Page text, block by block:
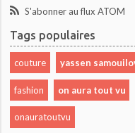
S'abonner au flux ATOM
Tags populaires
couture yassen
fashion on aura tout vu
onauratoutvu